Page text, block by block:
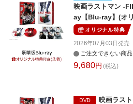
映画ラストマン -
ay【Blu-ray】(オ
オリジナル特典
2026年07月03日 発売
ご注文できない商品
9,680円 (税込)
DVD
映画ラス